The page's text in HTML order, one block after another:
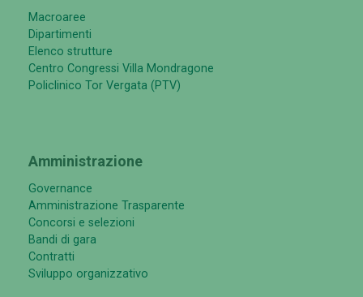
Macroaree
Dipartimenti
Elenco strutture
Centro Congressi Villa Mondragone
Policlinico Tor Vergata (PTV)
Amministrazione
Governance
Amministrazione Trasparente
Concorsi e selezioni
Bandi di gara
Contratti
Sviluppo organizzativo